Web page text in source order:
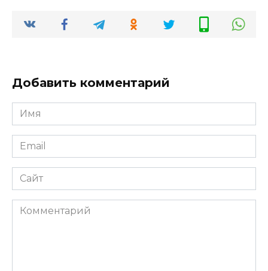
Добавить комментарий
Имя
*
Email
*
Сайт
Комментарий